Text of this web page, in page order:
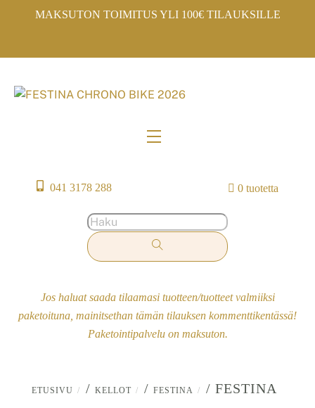
MAKSUTON TOIMITUS YLI 100€ TILAUKSILLE
Menu
041 3178 288 0 tuotetta
Jos haluat saada tilaamasi tuotteen/tuotteet valmiiksi
paketoituna, mainitsethan tämän tilauksen kommenttikentässä!
Paketointipalvelu on maksuton.
ETUSIVU / KELLOT / FESTINA
/ FESTINA